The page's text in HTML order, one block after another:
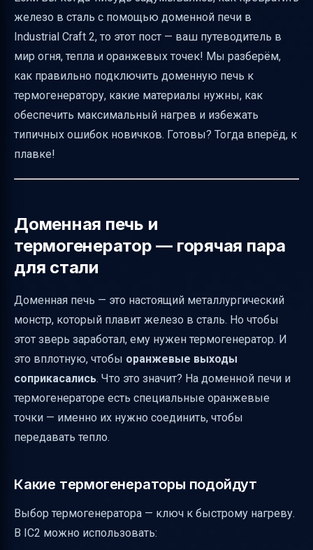
нужны и как их получить
Сколько воздуха и энергии нужно для
плавки
Время нагрева и закаливания
Поддержание нагрева и потребление
Ингредиенты и результаты плавки
Автоматизация процесса с помощью
BuildCraft
Частые ошибки новичков и как их
Пошаговая инструкция запуска доменной
печи
Альтернативные источники энергии и
Итог
Полезные ссылки
железо в сталь с помощью доменной печи в
Industrial Craft 2, то этот пост — ваш путеводитель в
мир огня, тепла и оранжевых точек! Мы разберём,
как правильно подключить доменную печь к
термогенератору, какие материалы нужны, как
обеспечить максимальный нагрев и избежать
типичных ошибок новичков. Готовы? Тогда вперёд, к
плавке!
Доменная печь и
термогенератор — горячая пара
для стали
Доменная печь — это настоящий металлургический
монстр, который плавит железо в сталь. Но чтобы
этот зверь заработал, ему нужен термогенератор. И
это вплотную, чтобы оранжевые выходы
соприкасались. Что это значит? На доменной печи и
термогенераторе есть специальные оранжевые
точки — именно их нужно соединить, чтобы
передавать тепло.
Какие термогенераторы подойдут
Выбор термогенератора — ключ к быстрому нагреву.
В IC2 можно использовать: